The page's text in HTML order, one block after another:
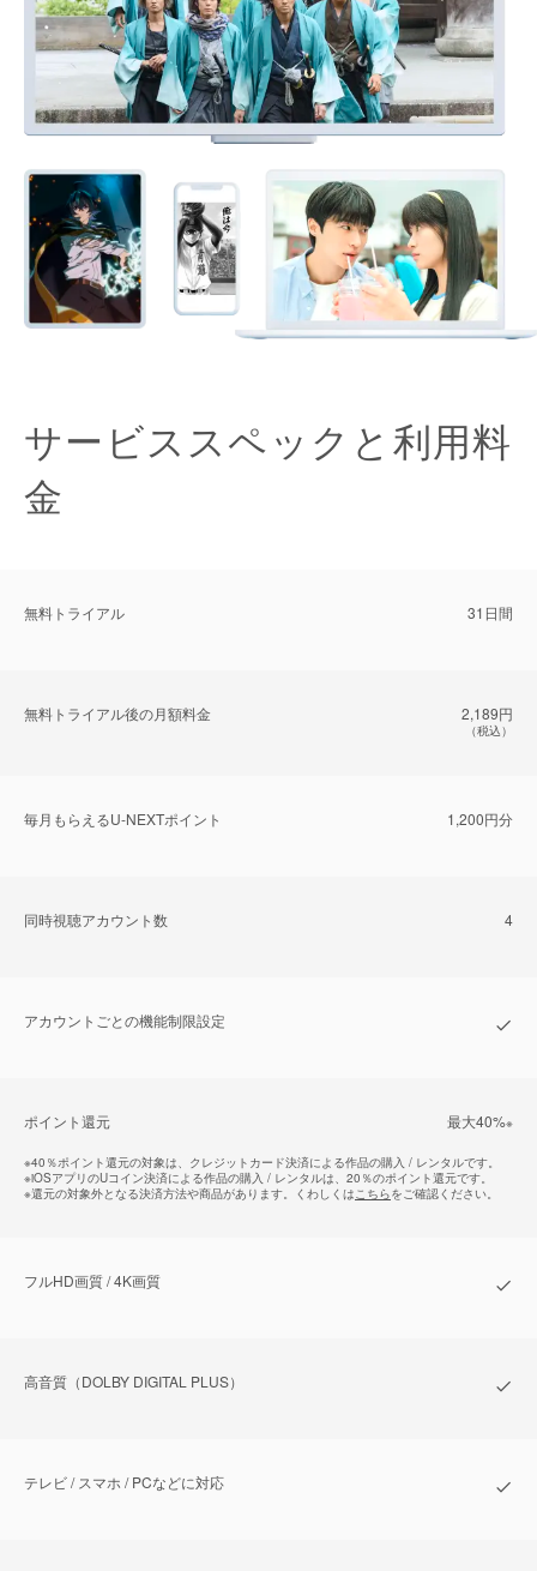
サービススペックと利用料
金
無料トライアル 31日間
無料トライアル後の⽉額料金 2,189円
（税込）
毎⽉もらえるU-NEXTポイント 1,200円分
同時視聴アカウント数 4
アカウントごとの機能制限設定
ポイント還元 最⼤40%※
※40％ポイント還元の対象は、クレジットカード決済による作品の購入 / レンタルです。
※iOSアプリのUコイン決済による作品の購入 / レンタルは、20％のポイント還元です。
※還元の対象外となる決済方法や商品があります。くわしくはこちらをご確認ください。
フルHD画質 / 4K画質
⾼⾳質（DOLBY DIGITAL PLUS）
テレビ / スマホ / PCなどに対応